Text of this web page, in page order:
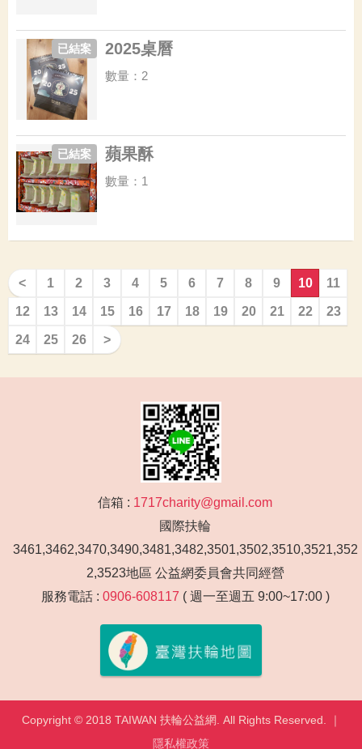
2025桌曆
已結案
數量：2
蘋果酥
已結案
數量：1
< 1 2 3 4 5 6 7 8 9 10 11
12 13 14 15 16 17 18 19 20 21 22 23
24 25 26 >
信箱 : 1717charity@gmail.com
國際扶輪
3461,3462,3470,3490,3481,3482,3501,3502,3510,3521,352
2,3523地區 公益網委員會共同經營
服務電話 : 0906-608117 ( 週一至週五 9:00~17:00 )
Copyright © 2018 TAIWAN 扶輪公益網. All Rights Reserved. ｜
隱私權政策